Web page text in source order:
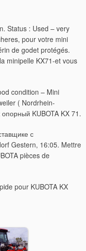
Status : Used – very
pour votre mini
de godet protégés.
minipelle KX71-et vous
condition – Mini
( Nordrhein-
KUBOTA KX 71.
с
Gestern, 16:05. Mettre
pièces de
pour KUBOTA KX